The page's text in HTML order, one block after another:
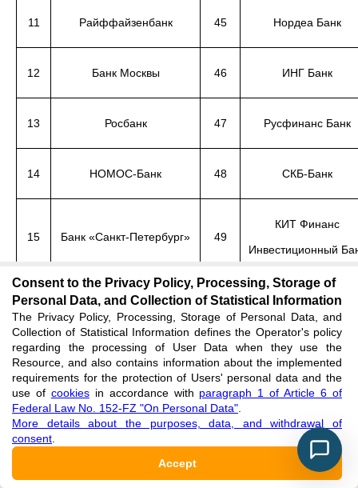
11 Райффайзенбанк 45 Нордеа Банк
12 Банк Москвы 46 ИНГ Банк
13 Росбанк 47 Русфинанс Банк
14 НОМОС-Банк 48 СКБ-Банк
15 Банк «Санкт-Петербург» 49
КИТ Финанс
Инвестиционный
16 МДМ Банк 50
Всероссийский
Развития Регионов
17 Глобэкс 51 Пробизнесбанк
Абсолют Банк
Consent to the Privacy Policy, Processing, Storage of
Personal Data, and Collection of Statistical Information
The Privacy Policy, Processing, Storage of Personal Data, and
Collection of Statistical Information defines the Operator's policy
regarding the processing of User Data when they use the
Resource, and also contains information about the implemented
requirements for the protection of Users' personal data and the
use of cookiesin accordance with paragraph 1 of Article 6 of
Federal Law No. 152-FZ "On Personal Data"
More details about the purposes, data, and withdrawal of
consent
Accept